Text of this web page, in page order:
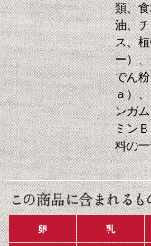
類、
油、
ス、
ー）
でん
ａ）
ンガ
ミン
料の
卵 乳